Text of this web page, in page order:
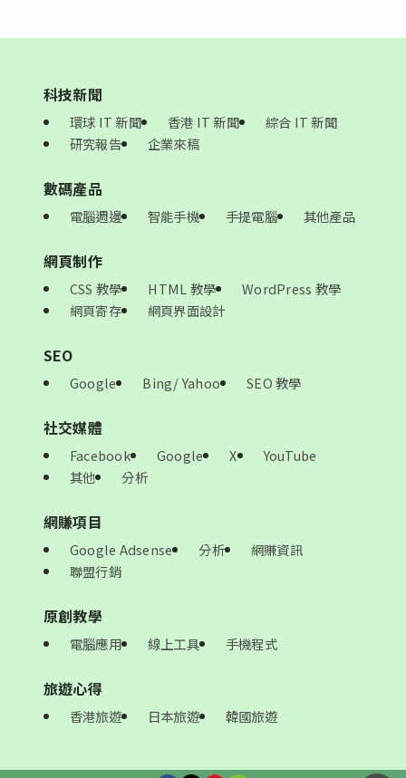
科技新聞
環球 IT 新聞 香港 IT 新聞
綜合 IT 新聞
研究報告
企業來稿
數碼產品
電腦週邊 智能手機 手提電腦 其他產品
網頁制作
CSS 教學 HTML 教學
WordPress 教學
網頁寄存
網頁界面設計
SEO
Google Bing/ Yahoo SEO 教學
社交媒體
Facebook Google X
YouTube
其他
分析
網賺項目
Google Adsense 分析
網賺資訊
聯盟行銷
原創教學
電腦應用 線上工具 手機程式
旅遊心得
香港旅遊 日本旅遊 韓國旅遊